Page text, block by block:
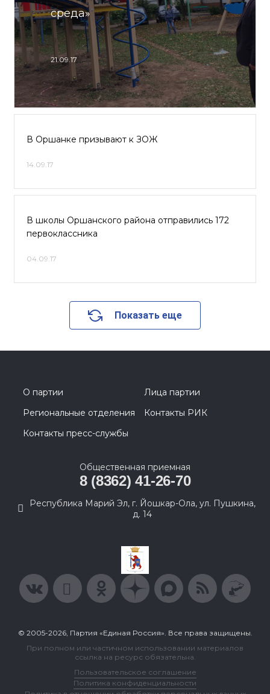
среда»
21.09.17
В Оршанке призывают к ЗОЖ
14.09.17
В школы Оршанского района отправились 172
первоклассника
04.09.17
Показать еще
О партии
Лица партии
Региональные отделения
Контакты РИК
Контакты пресс-службы
Общественная приемная
8 (8362) 41-26-70
Республика Марий Эл, г. Йошкар-Ола, ул. Пушкина,
д. 14
© 2005-2026, Партия «Единая Россия». Все права защищены.
При полном или частичном использовании материалов
ссылка на ресурс обязательна.
Пользовательское соглашение
Политика конфиденциальности